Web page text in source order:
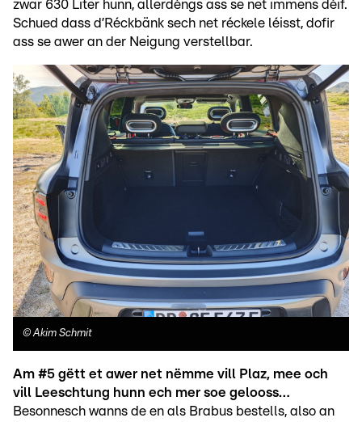
zwar 630 Liter hunn, allerdéngs ass se net immens déif.
Schued dass d’Réckbänk sech net réckele léisst, dofir
ass se awer an der Neigung verstellbar.
©Akim Schmit
Am #5 gëtt et awer net nëmme vill Plaz, mee och
vill Leeschtung hunn ech mer soe gelooss…
Besonnesch wanns de en als Brabus bestells, also an